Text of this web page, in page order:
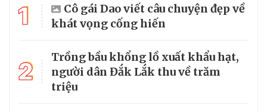
1
Cô gái Dao viết câu chuyện đẹp về
khát vọng cống hiến
2
Trồng bầu khổng lồ xuất khẩu hạt,
người dân Đắk Lắk thu về trăm
triệu